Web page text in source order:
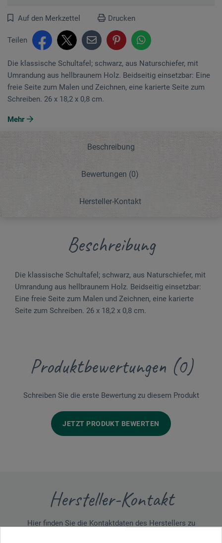
Auf den Merkzettel Drucken
Teilen
Die klassische Schultafel; schwarz, aus Naturschiefer, mit
Umrandung aus hellbraunem Holz. Beidseitig einsetzbar: Eine
freie Seite zum Malen und Zeichnen, eine karierte Seite zum
Schreiben. 26 x 18,2 x 0,8 cm.
Mehr
Beschreibung
Bewertungen (0)
Hersteller-Kontakt
Beschreibung
Die klassische Schultafel; schwarz, aus Naturschiefer, mit
Umrandung aus hellbraunem Holz. Beidseitig einsetzbar:
Eine freie Seite zum Malen und Zeichnen, eine karierte
Seite zum Schreiben. 26 x 18,2 x 0,8 cm.
Produktbewertungen (0)
Schreiben Sie die erste Bewertung zu diesem Produkt
JETZT PRODUKT BEWERTEN
Hersteller-Kontakt
Hier finden Sie die Kontaktdaten des Herstellers zu